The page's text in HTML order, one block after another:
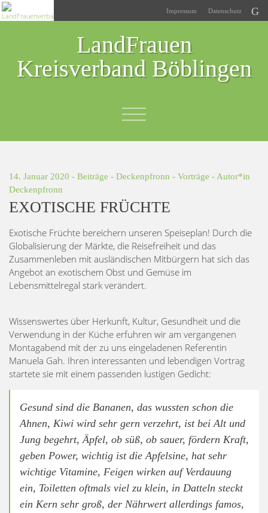
Impressum Datenschutz
LandFrauen
Kreisverband Böblingen
14. Januar 2020 - Beiträge - Deckenpfronn - Vorträge - Autor*in
Deckenpfronn
EXOTISCHE FRÜCHTE
Exotische Früchte bereichern unseren Speiseplan! Durch die
Globalisierung der Märkte, die Reisefreiheit und das
Zusammenleben mit ausländischen Mitbürgern hat sich das
Angebot an exotischem Obst und Gemüse im
Lebensmittelregal stark verändert.
Wissenswertes über Herkunft, Kultur, Gesundheit und die
Verwendung in der Küche erfuhren wir am vergangenen
Montagabend mit der zu uns eingeladenen Referentin
Manuela Gah. Ihren interessanten und lebendigen Vortrag
startete sie mit einem passenden lustigen Gedicht:
Gesund sind die Bananen, das wussten schon die
Ahnen, Kiwi wird sehr gern verzehrt, ist bei Alt und
Jung begehrt, Äpfel, ob süß, ob sauer, fördern Kraft,
geben Power, wichtig ist die Apfelsine, hat sehr
wichtige Vitamine, Feigen wirken auf Verdauung
ein, Toiletten oftmals viel zu klein, in Datteln steckt
ein Kern sehr groß, der Nährwert allerdings famos,